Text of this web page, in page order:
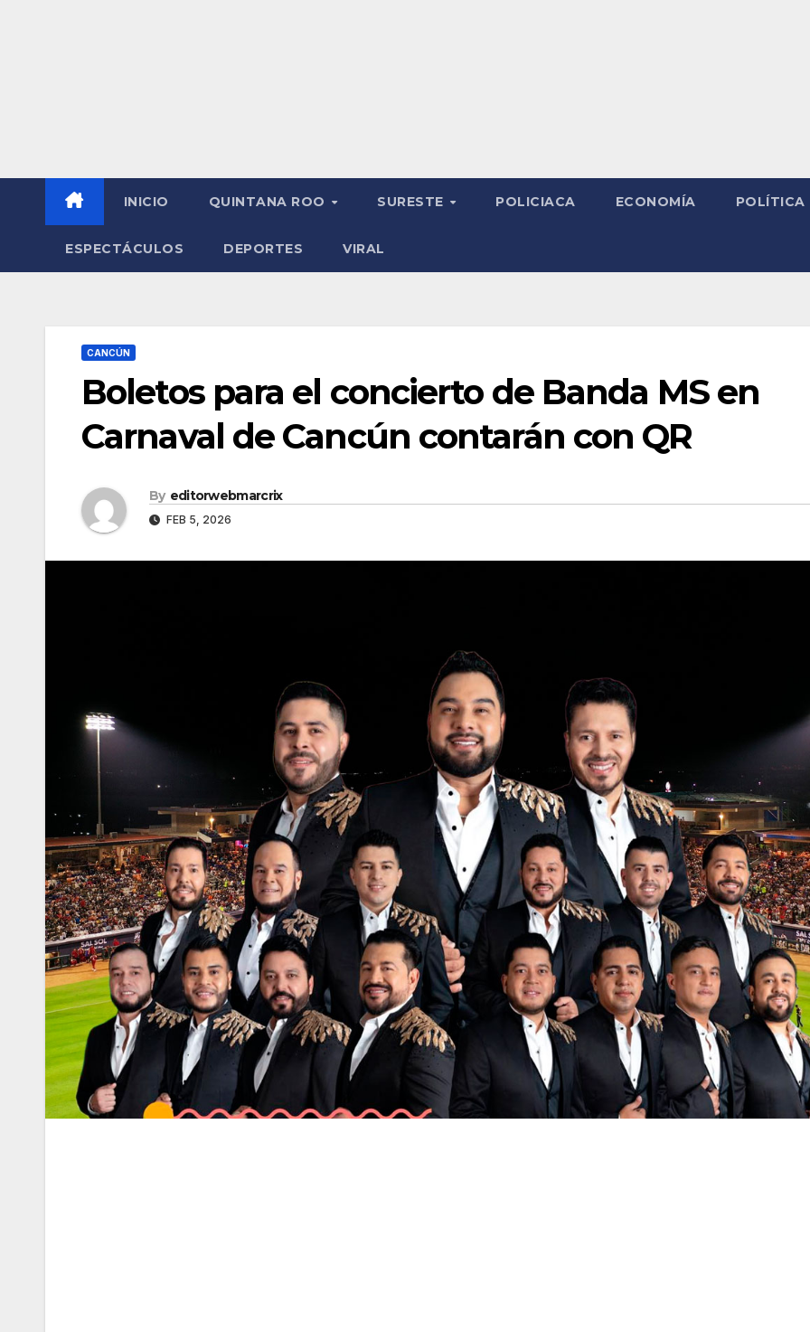
INICIO QUINTANA ROO SURESTE POLICIACA ECONOMÍA POLÍTICA
ESPECTÁCULOS DEPORTES VIRAL
CANCÚN
Boletos para el concierto de Banda MS en
Carnaval de Cancún contarán con QR
By editorwebmarcrix
FEB 5, 2026